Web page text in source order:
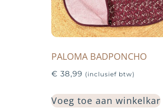
PALOMA BADPONCHO
€ 38,99 (inclusief btw)
Voeg toe aan winkelkar